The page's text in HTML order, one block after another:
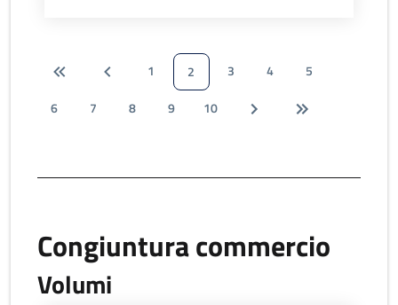
1 2 3 4
5
6
7 8 9 10
Congiuntura commercio
Volumi